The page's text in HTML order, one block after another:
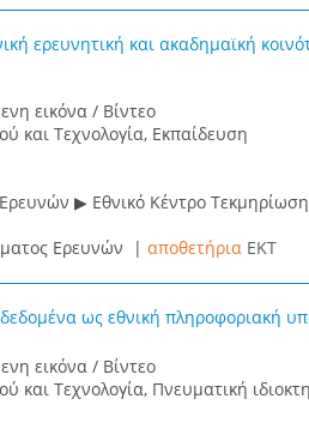
ερευνητική και ακαδημαϊκή
εικόνα / Βίντεο
και Τεχνολογία, Εκπαίδευση
▶ Εθνικό Κέντρο
Ερευνών | αποθετήρια EKT
ως εθνική πληροφοριακή
εικόνα / Βίντεο
και Τεχνολογία, Πνευματική